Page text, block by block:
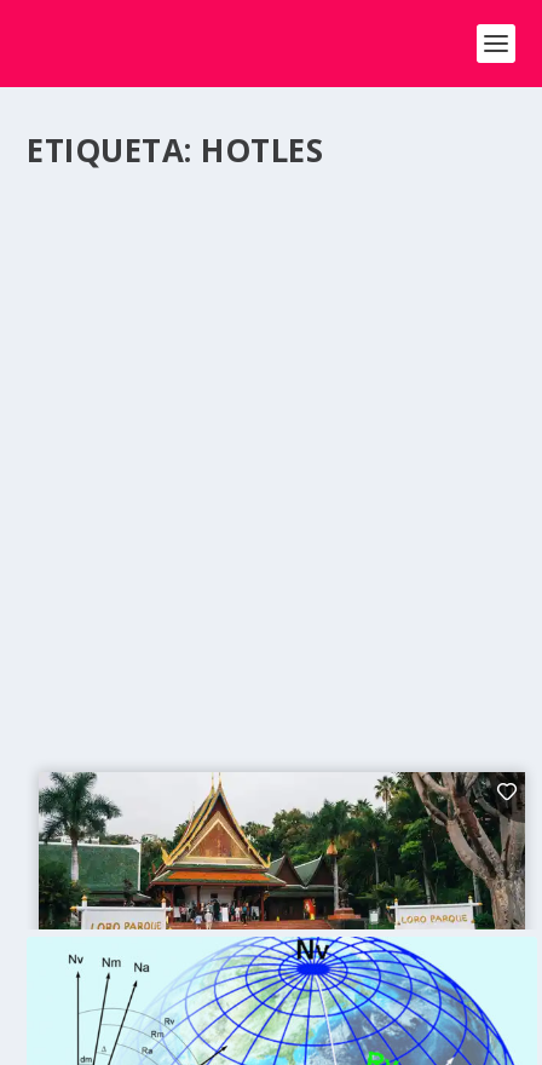
ETIQUETA: HOTLES